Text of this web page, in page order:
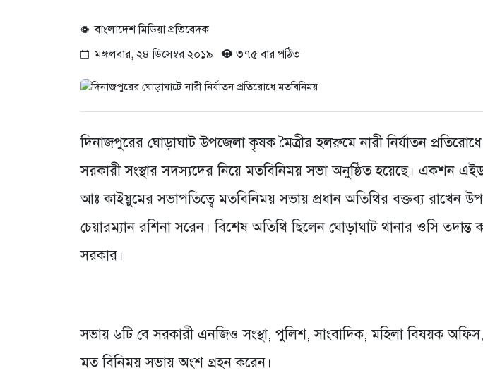
বাংলাদেশ মিডিয়া প্রতিবেদক
মঙ্গলবার, ২৪ ডিসেম্বর ২০১৯
৩৭৫ বার পঠিত
দিনাজপুরের ঘোড়াঘাট উপজেলা কৃষক মৈত্রীর হলরুমে নারী নির্যাতন
সরকারী সংস্থার সদস্যদের নিয়ে মতবিনিময় সভা অনুষ্ঠিত হয়েছে। একশন
আঃ কাইয়ুমের সভাপতিত্বে মতবিনিময় সভায় প্রধান অতিথির বক্তব্য রাখেন
চেয়ারম্যান রশিনা সরেন। বিশেষ অতিথি ছিলেন ঘোড়াঘাট থানার ওসি তদান্ত
সরকার।
সভায় ৬টি বে সরকারী এনজিও সংস্থা, পুলিশ, সাংবাদিক, মহিলা বিষয়ক
মত বিনিময় সভায় অংশ গ্রহন করেন।